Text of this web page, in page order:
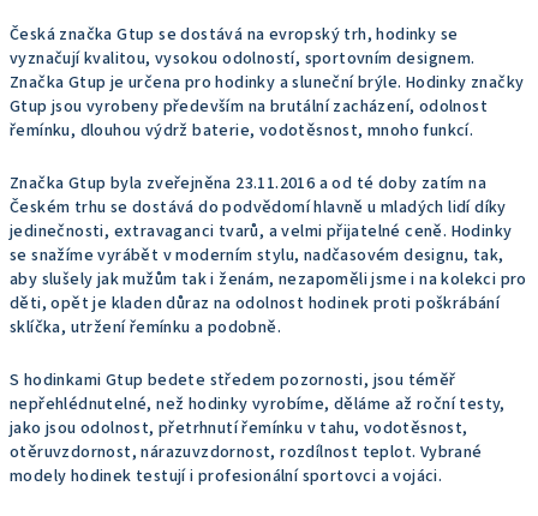
Česká značka Gtup se dostává na evropský trh, hodinky se
vyznačují kvalitou, vysokou odolností, sportovním designem.
Značka Gtup je určena pro hodinky a sluneční brýle. Hodinky značky
Gtup jsou vyrobeny především na brutální zacházení, odolnost
řemínku, dlouhou výdrž baterie, vodotěsnost, mnoho funkcí.
Značka Gtup byla zveřejněna 23.11.2016 a od té doby zatím na
Českém trhu se dostává do podvědomí hlavně u mladých lidí díky
jedinečnosti, extravaganci tvarů, a velmi přijatelné ceně. Hodinky
se snažíme vyrábět v moderním stylu, nadčasovém designu, tak,
aby slušely jak mužům tak i ženám, nezapoměli jsme i na kolekci pro
děti, opět je kladen důraz na odolnost hodinek proti poškrábání
sklíčka, utržení řemínku a podobně.
S hodinkami Gtup bedete středem pozornosti, jsou téměř
nepřehlédnutelné, než hodinky vyrobíme, děláme až roční testy,
jako jsou odolnost, přetrhnutí řemínku v tahu, vodotěsnost,
otěruvzdornost, nárazuvzdornost, rozdílnost teplot. Vybrané
modely hodinek testují i profesionální sportovci a vojáci.